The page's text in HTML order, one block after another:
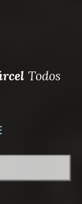
Todos